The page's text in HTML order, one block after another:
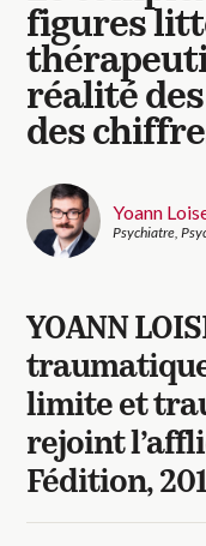
Dossiers
Auteurs
Blocs-notes
Entretiens
Revues
figures
réalité
des
Yoann
Psychiatre,
YOANN
limite et
rejoint
Fédition,